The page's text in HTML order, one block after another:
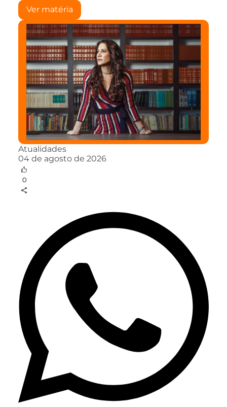
Ver matéria
Atualidades
04 de agosto de 2026
0